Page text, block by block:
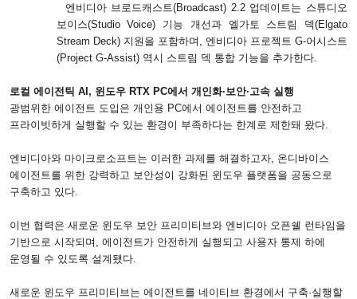
엔비디아 브로드캐스트(Broadcast) 2.2 업데이트는 스튜디오
보이스(Studio Voice) 기능 개선과 엘가토 스트림 덱(Elgato
Stream Deck) 지원을 포함하며 엔비디아 프로젝트 G-어시스트
(Project G-Assist) 역시 스트림 덱 통합 기능을 추가한다.
로컬 에이전틱 AI, 윈도우 RTX PC에서 개인화·보안·고속 실행
광범위한 에이전트 도입은 개인용 PC에서 에이전트를 안전하고
프라이빗하게 실행할 수 있는 환경이 부족하다는 한계로 제한돼 왔다
엔비디아와 마이크로소프트는 이러한 과제를 해결하고자 온디바이스
에이전트를 위한 강력하고 보안성이 강화된 윈도우 플랫폼을 공동으로
구축하고 있다
이번 협력은 새로운 윈도우 보안 프리미티브와 엔비디아 오픈쉘 런타임을
기반으로 시작되며
에이전트가 안전하게 실행되고 사용자 통제 하에
운영될 수 있도록 설계됐다
새로운 윈도우 프리미티브는 에이전트를 네이티브 환경에서 구축·실행할